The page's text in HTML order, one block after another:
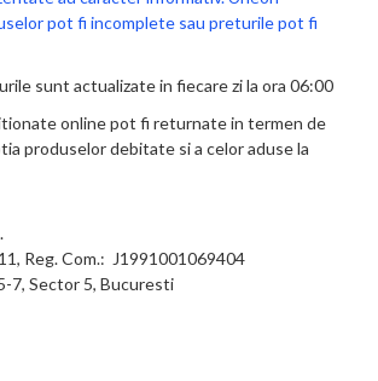
pot fi incomplete sau preturile pot fi
sunt actualizate in fiecare zi la ora 06:00
online pot fi returnate in termen de
produselor debitate si a celor aduse la
Reg. Com.: J1991001069404
7, Sector 5, Bucuresti